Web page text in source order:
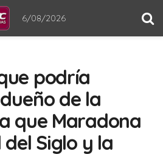
6/08/2026
podría
de la
que Maradona
Siglo y la